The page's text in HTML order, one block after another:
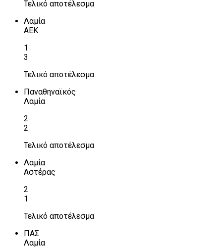
Τελικό αποτέλεσμα
Λαμία
ΑΕΚ
1
3
Τελικό αποτέλεσμα
Παναθηναϊκός
Λαμία
2
2
Τελικό αποτέλεσμα
Λαμία
Αστέρας
2
1
Τελικό αποτέλεσμα
ΠΑΣ
Λαμία